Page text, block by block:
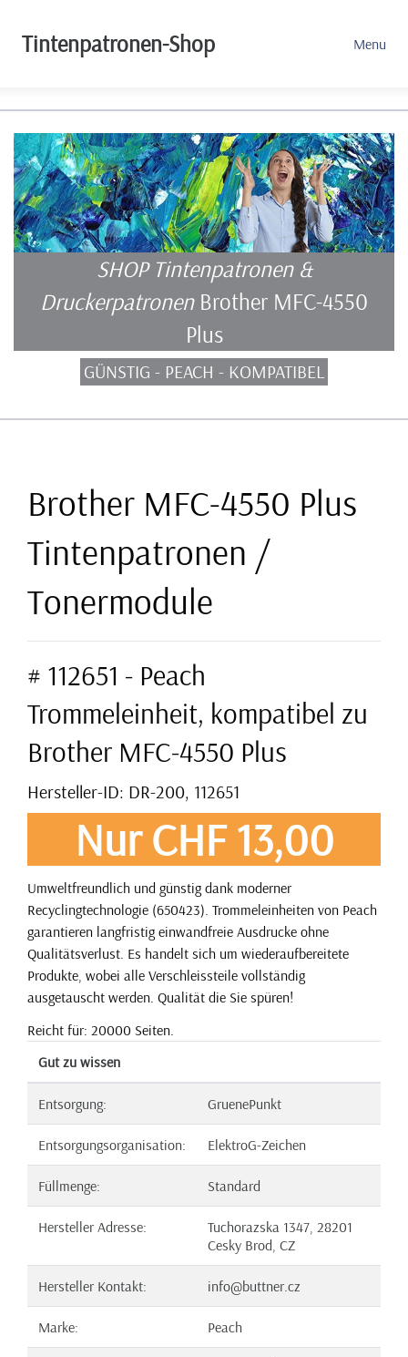
Tintenpatronen-Shop Menu
SHOP Tintenpatronen &
Druckerpatronen Brother MFC-4550
Plus
GÜNSTIG - PEACH - KOMPATIBEL
Brother MFC-4550 Plus
Tintenpatronen /
Tonermodule
# 112651 - Peach
Trommeleinheit, kompatibel zu
Brother MFC-4550 Plus
Hersteller-ID: DR-200, 112651
Nur CHF 13,00
Umweltfreundlich und günstig dank moderner
Recyclingtechnologie (650423). Trommeleinheiten von Peach
garantieren langfristig einwandfreie Ausdrucke ohne
Qualitätsverlust. Es handelt sich um wiederaufbereitete
Produkte, wobei alle Verschleissteile vollständig
ausgetauscht werden. Qualität die Sie spüren!
Reicht für: 20000 Seiten.
Gut zu wissen
Entsorgung: GruenePunkt
Entsorgungsorganisation: ElektroG-Zeichen
Füllmenge: Standard
Hersteller Adresse:
Tuchorazska 1347, 28201
Cesky Brod, CZ
Hersteller Kontakt: info@buttner.cz
Marke: Peach